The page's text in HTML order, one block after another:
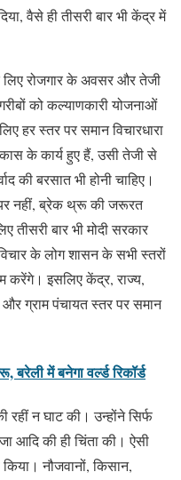
वैसे ही तीसरी बार भी केंद्र में
लिए रोजगार के अवसर और तेजी
को कल्याणकारी योजनाओं
हर स्तर पर समान विचारधारा
के कार्य हुए हैं, उसी तेजी से
की बरसात भी होनी चाहिए।
नहीं, ब्रेक थ्रू की जरूरत
बार भी मोदी सरकार
के लोग शासन के सभी स्तरों
करेंगे। इसलिए केंद्र, राज्य,
ग्राम पंचायत स्तर पर समान
में बनेगा वर्ल्ड रिकॉर्ड
रहीं न घाट की। उन्होंने सिर्फ
आदि की ही चिंता की। ऐसी
नौजवानों, किसान,